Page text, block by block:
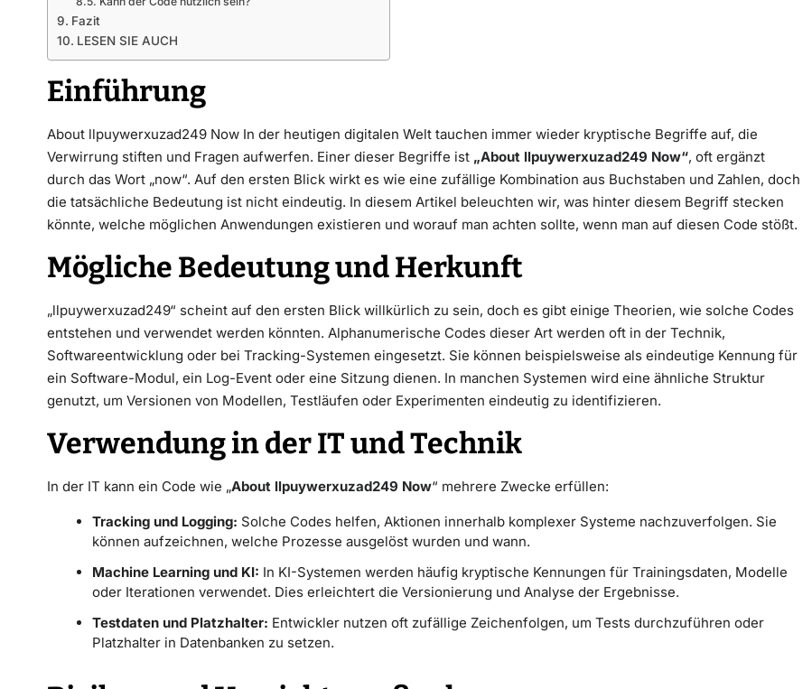
Fazit
LESEN SIE AUCH
Einführung
About llpuywerxuzad249 Now In der heutigen digitalen Welt tauchen immer wieder kryptische Begriffe auf, die
Verwirrung stiften und Fragen aufwerfen. Einer dieser Begriffe ist „About llpuywerxuzad249 Now“, oft ergänzt
durch das Wort „now“. Auf den ersten Blick wirkt es wie eine zufällige Kombination aus Buchstaben und Zahlen, doch
die tatsächliche Bedeutung ist nicht eindeutig. In diesem Artikel beleuchten wir, was hinter diesem Begriff stecken
könnte, welche möglichen Anwendungen existieren und worauf man achten sollte, wenn man auf diesen Code stößt.
Mögliche Bedeutung und Herkunft
„llpuywerxuzad249“ scheint auf den ersten Blick willkürlich zu sein, doch es gibt einige Theorien, wie solche Codes
entstehen und verwendet werden könnten. Alphanumerische Codes dieser Art werden oft in der Technik,
Softwareentwicklung oder bei Tracking-Systemen eingesetzt. Sie können beispielsweise als eindeutige Kennung für
ein Software-Modul, ein Log-Event oder eine Sitzung dienen. In manchen Systemen wird eine ähnliche Struktur
genutzt, um Versionen von Modellen, Testläufen oder Experimenten eindeutig zu identifizieren.
Verwendung in der IT und Technik
In der IT kann ein Code wie „About llpuywerxuzad249 Now“ mehrere Zwecke erfüllen:
Tracking und Logging: Solche Codes helfen, Aktionen innerhalb komplexer Systeme nachzuverfolgen. Sie
können aufzeichnen, welche Prozesse ausgelöst wurden und wann.
Machine Learning und KI: In KI-Systemen werden häufig kryptische Kennungen für Trainingsdaten, Modelle
oder Iterationen verwendet. Dies erleichtert die Versionierung und Analyse der Ergebnisse.
Testdaten und Platzhalter: Entwickler nutzen oft zufällige Zeichenfolgen, um Tests durchzuführen oder
Platzhalter in Datenbanken zu setzen.